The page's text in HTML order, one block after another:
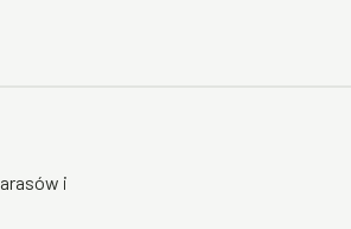
i